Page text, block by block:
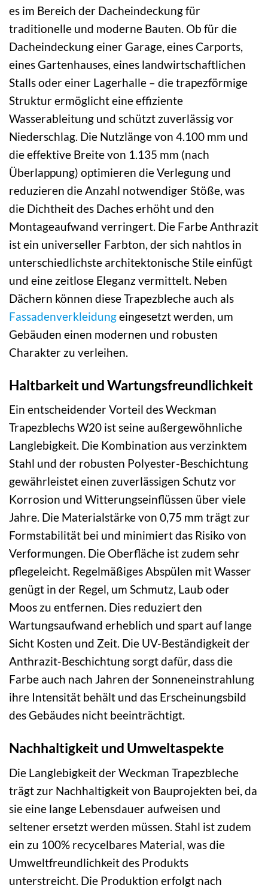
es im Bereich der Dacheindeckung für
traditionelle und moderne Bauten. Ob für die
Dacheindeckung einer Garage, eines Carports,
eines Gartenhauses, eines landwirtschaftlichen
Stalls oder einer Lagerhalle – die trapezförmige
Struktur ermöglicht eine effiziente
Wasserableitung und schützt zuverlässig vor
Niederschlag. Die Nutzlänge von 4.100 mm und
die effektive Breite von 1.135 mm (nach
Überlappung) optimieren die Verlegung und
reduzieren die Anzahl notwendiger Stöße, was
die Dichtheit des Daches erhöht und den
Montageaufwand verringert. Die Farbe Anthrazit
ist ein universeller Farbton, der sich nahtlos in
unterschiedlichste architektonische Stile einfügt
und eine zeitlose Eleganz vermittelt. Neben
Dächern können diese Trapezbleche auch als
Fassadenverkleidungeingesetzt werden, um
Gebäuden einen modernen und robusten
Charakter zu verleihen.
Haltbarkeit und Wartungsfreundlichkeit
Ein entscheidender Vorteil des Weckman
Trapezblechs W20 ist seine außergewöhnliche
Langlebigkeit. Die Kombination aus verzinktem
Stahl und der robusten Polyester-Beschichtung
gewährleistet einen zuverlässigen Schutz vor
Korrosion und Witterungseinflüssen über viele
Jahre. Die Materialstärke von 0,75 mm trägt zur
Formstabilität bei und minimiert das Risiko von
Verformungen. Die Oberfläche ist zudem sehr
pflegeleicht. Regelmäßiges Abspülen mit Wasser
genügt in der Regel, um Schmutz, Laub oder
Moos zu entfernen. Dies reduziert den
Wartungsaufwand erheblich und spart auf lange
Sicht Kosten und Zeit. Die UV-Beständigkeit der
Anthrazit-Beschichtung sorgt dafür, dass die
Farbe auch nach Jahren der Sonneneinstrahlung
ihre Intensität behält und das Erscheinungsbild
des Gebäudes nicht beeinträchtigt.
Nachhaltigkeit und Umweltaspekte
Die Langlebigkeit der Weckman Trapezbleche
trägt zur Nachhaltigkeit von Bauprojekten bei, da
sie eine lange Lebensdauer aufweisen und
seltener ersetzt werden müssen. Stahl ist zudem
ein zu 100% recycelbares Material, was die
Umweltfreundlichkeit des Produkts
unterstreicht. Die Produktion erfolgt nach